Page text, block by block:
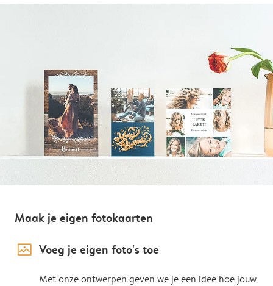
Maak je eigen fotokaarten
image_placeholder Voeg je eigen foto's toe
Met onze ontwerpen geven we je een idee hoe jouw